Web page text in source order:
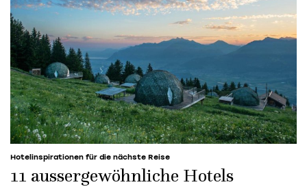
Hotelinspirationen für die nächste Reise
11 aussergewöhnliche Hotels